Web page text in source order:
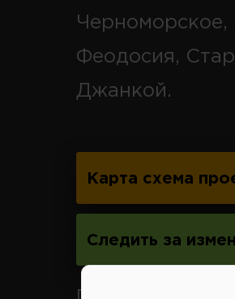
Черноморское,
Феодосия,
Джанкой.
Карта схема
Следить за